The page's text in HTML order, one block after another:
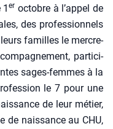
1er octobre à l’appel de
des pro­fes­sion­nels
familles le mer­cre­
par­ti­ci­
sages-femmes à la
le 7 pour une
de leur métier,
de nais­sance au CHU,